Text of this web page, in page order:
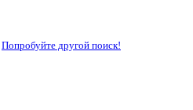
Попробуйте другой поиск!